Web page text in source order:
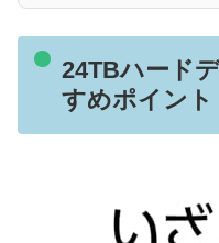
24TBハード
すめポイント